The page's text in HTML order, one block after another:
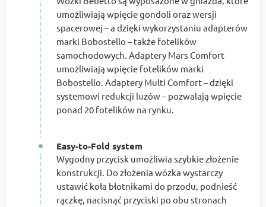
umożliwiają wpięcie gondoli oraz wersji
spacerowej – a dzięki wykorzystaniu adapterów
marki Bobostello – także fotelików
samochodowych. Adaptery Mars Comfort
umożliwiają wpięcie fotelików marki
Bobostello. Adaptery Multi Comfort – dzięki
systemowi redukcji luzów – pozwalają wpięcie
ponad 20 fotelików na rynku.
Easy-to-Fold system
Wygodny przycisk umożliwia szybkie złożenie
konstrukcji. Do złożenia wózka wystarczy
ustawić koła błotnikami do przodu, podnieść
rączkę, nacisnąć przyciski po obu stronach